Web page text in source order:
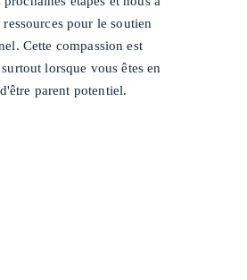
pour le soutien
Cette compassion est
lorsque vous êtes en
parent potentiel.